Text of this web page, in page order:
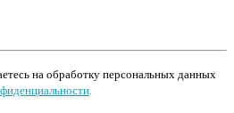
на обработку персональных данных